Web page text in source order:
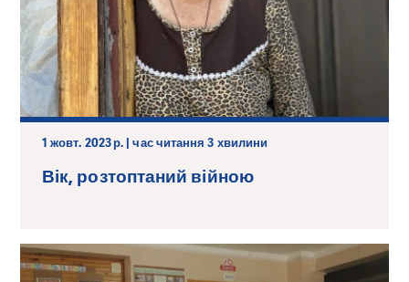
1 жовт. 2023 р. | час читання 3 хвилини
Вік, розтоптаний війною